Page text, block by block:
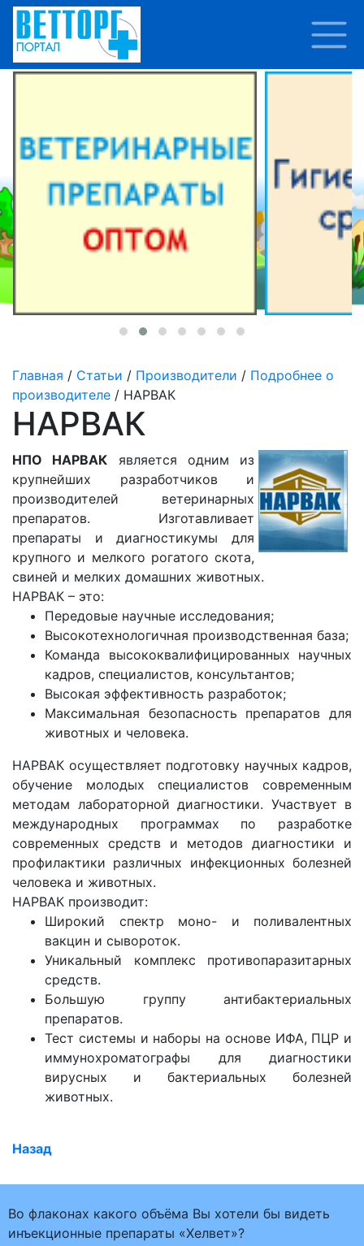
Главная / Статьи / Производители / Подробнее о
производителе / НАРВАК
НАРВАК
НПО НАРВАК является одним из
крупнейших разработчиков и
производителей ветеринарных
препаратов. Изготавливает
препараты и диагностикумы для
крупного и мелкого рогатого скота,
свиней и мелких домашних животных.
НАРВАК – это:
Передовые научные исследования;
Высокотехнологичная производственная база;
Команда высококвалифицированных научных
кадров, специалистов, консультантов;
Высокая эффективность разработок;
Максимальная безопасность препаратов для
животных и человека.
НАРВАК осуществляет подготовку научных кадров,
обучение молодых специалистов современным
методам лабораторной диагностики. Участвует в
международных программах по разработке
современных средств и методов диагностики и
профилактики различных инфекционных болезней
человека и животных.
НАРВАК производит:
Широкий спектр моно- и поливалентных
вакцин и сывороток.
Уникальный комплекс противопаразитарных
средств.
Большую группу антибактериальных
препаратов.
Тест системы и наборы на основе ИФА, ПЦР и
иммунохроматографы для диагностики
вирусных и бактериальных болезней
животных.
Назад
Во флаконах какого объёма Вы хотели бы видеть
инъекционные препараты «Хелвет»?